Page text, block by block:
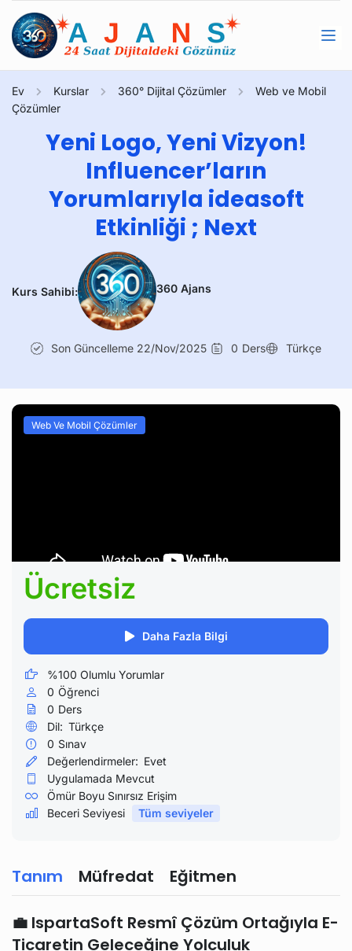
Ev Kurslar 360° Dijital Çözümler
Web ve Mobil
Çözümler
Yeni Logo, Yeni Vizyon!
Influencer’ların
Yorumlarıyla ideasoft
Etkinliği ; Next
Kurs Sahibi: 360 Ajans
Son Güncelleme 22/Nov/2025 0 Ders Türkçe
Tanım Müfredat Eğitmen
💼 IspartaSoft Resmî Çözüm Ortağıyla E-
Ticaretin Geleceğine Yolculuk
Web Ve Mobil Çözümler
Ücretsiz
Daha Fazla Bilgi
%100 Olumlu Yorumlar
0 Öğrenci
0 Ders
Dil: Türkçe
0 Sınav
Değerlendirmeler: Evet
Uygulamada Mevcut
Ömür Boyu Sınırsız Erişim
Beceri Seviyesi
Tüm seviyeler